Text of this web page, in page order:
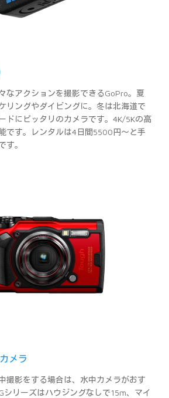
なアクションを撮影できるGoPro。夏
リングやダイビングに。冬は北海道で
ドにピッタリのカメラです。4K/5Kの高
です。レンタルは4日間5500円～と手
す。
メラ
撮影をする場合は、水中カメラがおす
シリーズはハウジングなしで15m、マイ